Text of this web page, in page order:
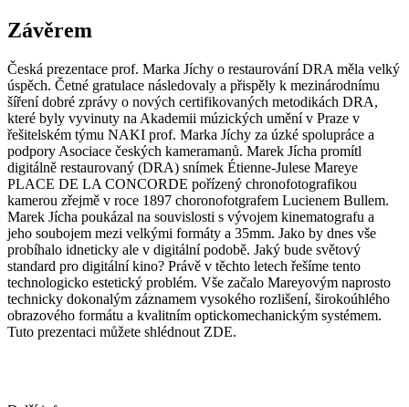
Závěrem
Česká prezentace prof. Marka Jíchy o restaurování DRA měla velký
úspěch. Četné gratulace následovaly a přispěly k mezinárodnímu
šíření dobré zprávy o nových certifikovaných metodikách DRA,
které byly vyvinuty na Akademii múzických umění v Praze v
řešitelském týmu NAKI prof. Marka Jíchy za úzké spolupráce a
podpory Asociace českých kameramanů. Marek Jícha promítl
digitálně restaurovaný (DRA) snímek Étienne-Julese Mareye
PLACE DE LA CONCORDE pořízený chronofotografikou
kamerou zřejmě v roce 1897 choronofotgrafem Lucienem Bullem.
Marek Jícha poukázal na souvislosti s vývojem kinematografu a
jeho soubojem mezi velkými formáty a 35mm. Jako by dnes vše
probíhalo idneticky ale v digitální podobě. Jaký bude světový
standard pro digitální kino? Právě v těchto letech řešíme tento
technologicko estetický problém. Vše začalo Mareyovým naprosto
technicky dokonalým záznamem vysokého rozlišení, širokoúhlého
obrazového formátu a kvalitním optickomechanickým systémem.
Tuto prezentaci můžete shlédnout ZDE.